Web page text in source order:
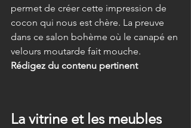
permet de créer cette impression de
cocon qui nous est chère. La preuve
dans ce salon bohème où le canapé en
velours moutarde fait mouche.
Rédigez du contenu pertinent
La vitrine et les meubles